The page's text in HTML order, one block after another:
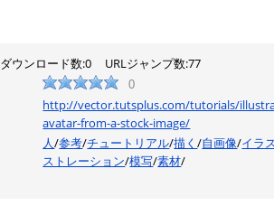
ダウンロード数:0
URLジャンプ数:77
0
http://vector.tutsplus.com/tutorials/
avatar-from-a-stock-image/
人/参考/チュートリアル/描く/自画像/イラ
ストレーション/模写/素材/